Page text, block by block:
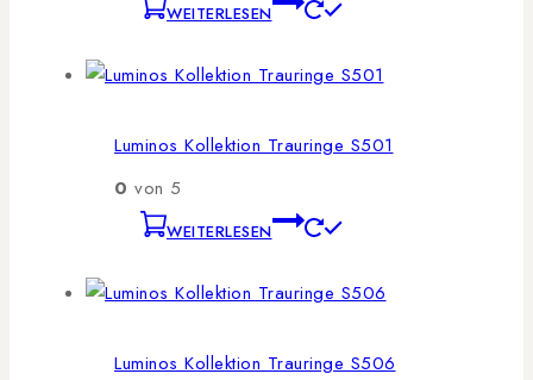
WEITERLESEN
Luminos Kollektion Trauringe S501
0 von 5
WEITERLESEN
Luminos Kollektion Trauringe S506